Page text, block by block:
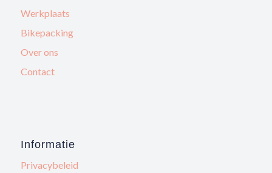
Werkplaats
Bikepacking
Over ons
Contact
Informatie
Privacybeleid